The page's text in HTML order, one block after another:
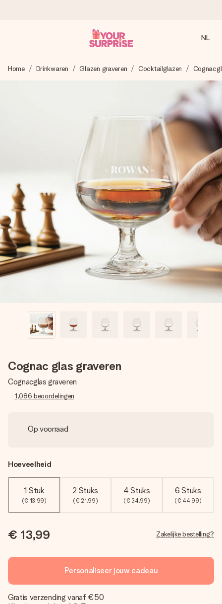
We maken jouw cadeau met zorg en zorgen dat het
razendsnel onderweg is - zodat jij kunt geven op precies
het juiste moment, wanneer het het meeste betekent.
4,8 (gebaseerd op +8.000 reviews)
Onze cadeaus worden gewaardeerd. Klanten beoordelen
ons met een 4,7 op Google Reviews
Gratis wenskaartje
Je maakt in een paar stappen iets unieks – met haar naam,
jullie foto of een boodschap die raakt. Zonder gedoe, maar
met alle aandacht voor het moment.
NL
Home Drinkwaren Glazen graveren Cocktailglazen
Cognac glas graveren
Cognacglas graveren
1,086 beoordelingen
Op voorraad
Hoeveelheid
1 Stuk
(€ 13,99)
2 Stuks
(€ 21,99)
4 Stuks
(€ 34,99)
6 Stuks
(€ 44,99)
€ 13,99 Zakelijke bestelling?
Personaliseer jouw cadeau
Gratis verzending vanaf €50